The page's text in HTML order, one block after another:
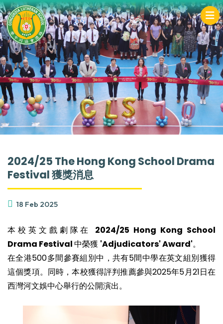
2024/25 The Hong Kong School Drama
Festival 獲獎消息
18 Feb 2025
本校英文戲劇隊在 2024/25 Hong Kong School
Drama Festival中榮獲 'Adjudicators' Award'。
在全港500多間參賽組別中，共有5間中學在英文組別獲得
這個獎項。同時，本校獲得評判推薦參與2025年5月21日在
西灣河文娛中心舉行的公開演出。